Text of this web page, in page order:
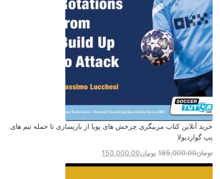
خرید آنلاین کتاب مربیگری چرخش های پویا از بازیسازی تا حمله تیم های
پپ گواردیولا
تومان185,000.00 تومان150,000.00